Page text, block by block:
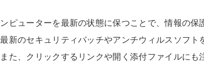
ピューターを最新の状態に保つことで、情報の保
新のセキュリティパッチやアンチウィルスソフト
た、クリックするリンクや開く添付ファイルにも